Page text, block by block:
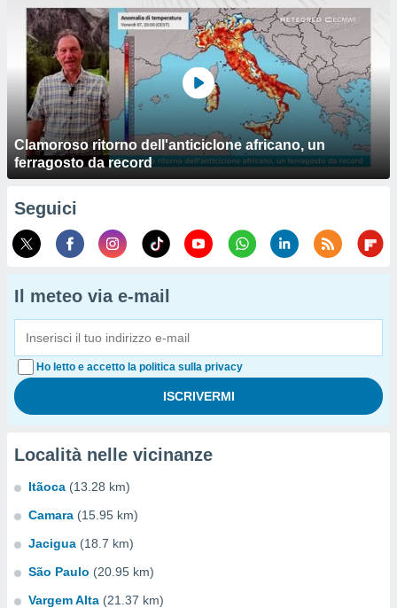
Clamoroso ritorno dell'anticiclone africano, un
ferragosto da record
Seguici
Il meteo via e-mail
Ho letto e accetto la politica sulla privacy
Località nelle vicinanze
Itãoca (13.28 km)
Camara (15.95 km)
Jacigua (18.7 km)
São Paulo (20.95 km)
Vargem Alta (21.37 km)